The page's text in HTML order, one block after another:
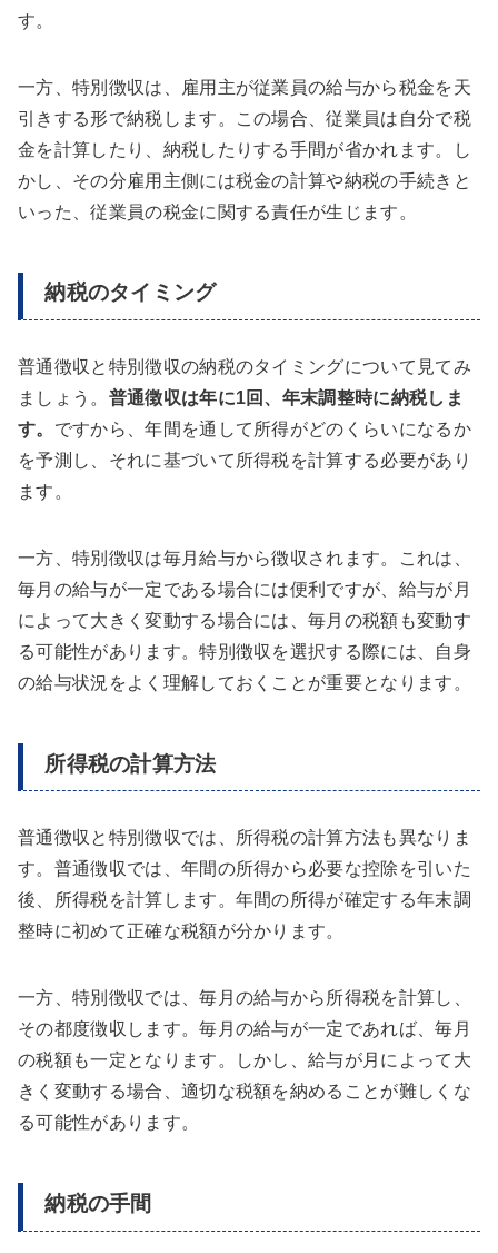
す。
一方、特別徴収は、雇用主が従業員の給与から税金を天
引きする形で納税します。この場合、従業員は自分で税
金を計算したり、納税したりする手間が省かれます。し
かし、その分雇用主側には税金の計算や納税の手続きと
いった、従業員の税金に関する責任が生じます。
納税のタイミング
普通徴収と特別徴収の納税のタイミングについて見てみ
ましょう。 普通徴収は年に1回、年末調整時に納税しま
す。 ですから、年間を通して所得がどのくらいになるか
を予測し、それに基づいて所得税を計算する必要があり
ます。
一方、特別徴収は毎月給与から徴収されます。これは、
毎月の給与が一定である場合には便利ですが、給与が月
によって大きく変動する場合には、毎月の税額も変動す
る可能性があります。特別徴収を選択する際には、自身
の給与状況をよく理解しておくことが重要となります。
所得税の計算方法
普通徴収と特別徴収では、所得税の計算方法も異なりま
す。普通徴収では、年間の所得から必要な控除を引いた
後、所得税を計算します。年間の所得が確定する年末調
整時に初めて正確な税額が分かります。
一方、特別徴収では、毎月の給与から所得税を計算し、
その都度徴収します。毎月の給与が一定であれば、毎月
の税額も一定となります。しかし、給与が月によって大
きく変動する場合、適切な税額を納めることが難しくな
る可能性があります。
納税の手間